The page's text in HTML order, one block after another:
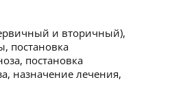
и вторичный),
постановка
постановка
назначение лечения,